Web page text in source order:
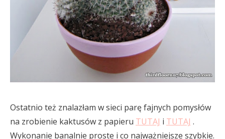
Ostatnio też znalazłam w sieci parę fajnych pomysłów
na zrobienie kaktusów z papieru TUTAJ i TUTAJ .
Wykonanie banalnie proste i co najważniejsze szybkie.